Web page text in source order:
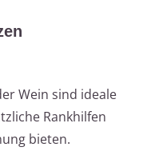
Wein sind ideale
Rankhilfen
bieten.